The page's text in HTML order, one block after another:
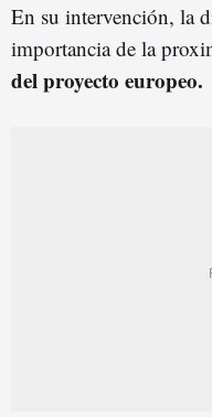
En su intervención, la
importancia de la
del proyecto europeo.